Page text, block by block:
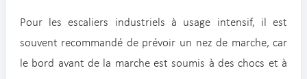
Pour les escaliers industriels à usage intensif, il est
souvent recommandé de prévoir un nez de marche, car
le bord avant de la marche est soumis à des chocs et à